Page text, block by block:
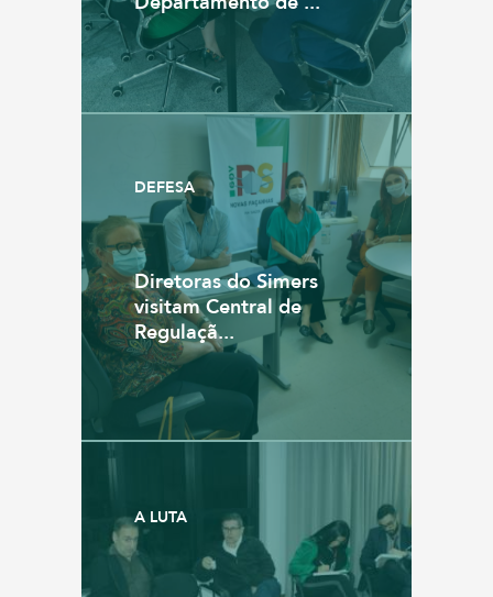
DEFESA
Diretoras do Simers
visitam Central de
Regulaçã...
A LUTA